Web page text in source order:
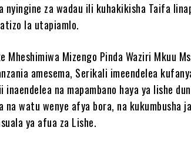
nyingine za wadau ili kuhakikisha Taifa
la utapiamlo.
Mheshimiwa Mizengo Pinda Waziri Mkuu
amesema, Serikali imeendelea
inaendelea na mapambano haya ya lishe
na watu wenye afya bora, na kukumbusha
ya afua za Lishe.